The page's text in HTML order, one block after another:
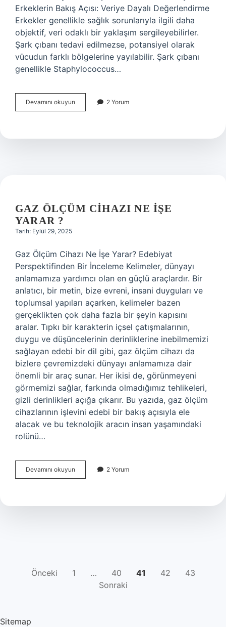
Erkeklerin Bakış Açısı: Veriye Dayalı Değerlendirme
Erkekler genellikle sağlık sorunlarıyla ilgili daha
objektif, veri odaklı bir yaklaşım sergileyebilirler.
Şark çıbanı tedavi edilmezse, potansiyel olarak
vücudun farklı bölgelerine yayılabilir. Şark çıbanı
genellikle Staphylococcus…
Devamını okuyun
çıbanı
ne
2 Yorum
GAZ ÖLÇÜM CIHAZI NE IŞE
YARAR ?
Tarih: Eylül 29, 2025
Gaz Ölçüm Cihazı Ne İşe Yarar? Edebiyat
Perspektifinden Bir İnceleme Kelimeler, dünyayı
anlamamıza yardımcı olan en güçlü araçlardır. Bir
anlatıcı, bir metin, bize evreni, insani duyguları ve
toplumsal yapıları açarken, kelimeler bazen
gerçeklikten çok daha fazla bir şeyin kapısını
aralar. Tıpkı bir karakterin içsel çatışmalarının,
duygu ve düşüncelerinin derinliklerine inebilmemizi
sağlayan edebi bir dil gibi, gaz ölçüm cihazı da
bizlere çevremizdeki dünyayı anlamamıza dair
önemli bir araç sunar. Her ikisi de, görünmeyeni
görmemizi sağlar, farkında olmadığımız tehlikeleri,
gizli derinlikleri açığa çıkarır. Bu yazıda, gaz ölçüm
cihazlarının işlevini edebi bir bakış açısıyla ele
alacak ve bu teknolojik aracın insan yaşamındaki
rolünü…
Devamını okuyun
ölçüm
işe
2 Yorum
YAZI
SAYFALAMASI
Önceki 1 … 40 41 42
43
Sonraki
Sitemap